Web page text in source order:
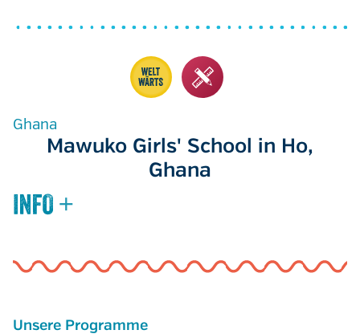
Ghana
Mawuko Girls' School in Ho,
Ghana
Unsere Programme